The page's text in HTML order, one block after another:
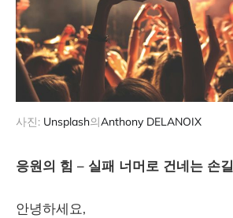
사진: Unsplash의Anthony DELANOIX
응원의 힘 – 실패 너머로 건네는 손길
안녕하세요,